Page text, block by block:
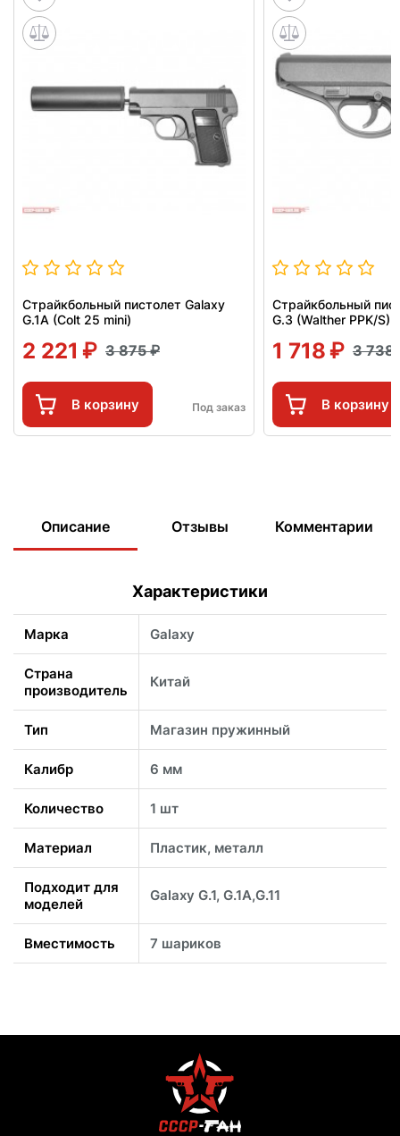
Страйкбольный пистолет Galaxy
G.1A (Colt 25 mini)
2 221 3 875
В корзину Под заказ
Страйкбольный
G.3 (Walther PPK/S)
1 718 3 738
В корзину
Описание Отзывы Комментарии
Характеристики
Марка Galaxy
Страна
производитель
Китай
Тип Магазин пружинный
Калибр 6 мм
Количество 1 шт
Материал Пластик, металл
Подходит для
моделей
Galaxy G.1, G.1A,G.11
Вместимость 7 шариков